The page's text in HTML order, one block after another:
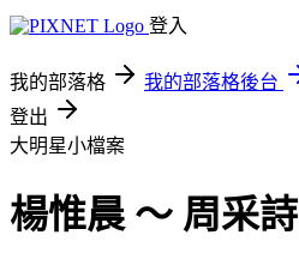
登入
我的部落格 我的部落格後台
登出
大明星小檔案
楊惟晨 ～ 周采詩